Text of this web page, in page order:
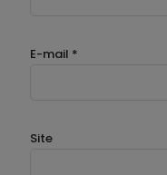
E-mail *
Site